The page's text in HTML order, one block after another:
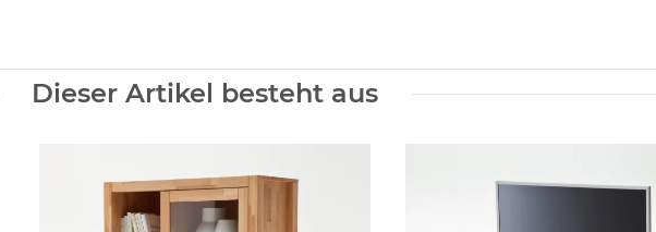
Dieser Artikel besteht aus